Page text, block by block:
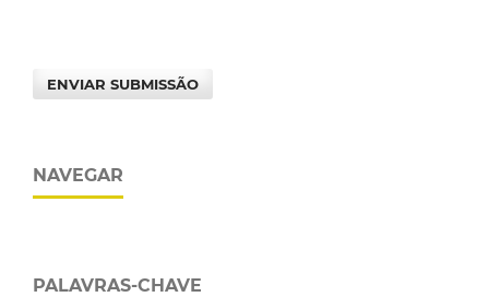
ENVIAR SUBMISSÃO
NAVEGAR
PALAVRAS-CHAVE